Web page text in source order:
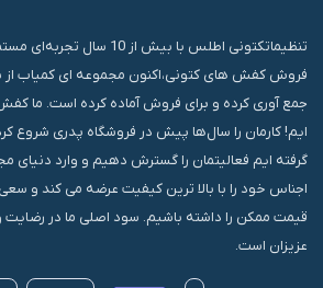
تنظیماتکتونی اطلس با بیش از
فروش کفش های کتونی،اکنون مجموعه ای کمیاب از
جمع آوری کرده و برای فروش آماده کرده است. ما
ایم! کارمان را سال‌ها پیش در فروشگاه پدری شروع
گرفته ایم فعالیتمان را گسترش دهیم و وارد
اجناس خود را با بالا ترین کیفیت عرضه می کند و
قیمت ممکن را داشته باشیم. سود اصلی ما در رضایت
عزیزان است.